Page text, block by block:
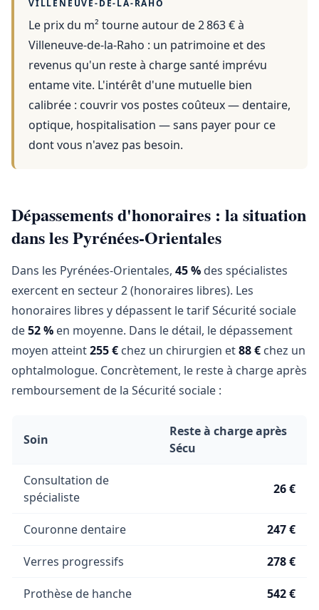
VILLENEUVE-DE-LA-RAHO
Le prix du m² tourne autour de 2 863 €à
Villeneuve-de-la-Raho : un patrimoine et des
revenus qu'un reste à charge santé imprévu
entame vite. L'intérêt d'une mutuelle bien
calibrée : couvrir vos postes coûteux — dentaire,
optique, hospitalisation — sans payer pour ce
dont vous n'avez pas besoin.
Dépassements d'honoraires : la situation
dans les Pyrénées-Orientales
Dans les Pyrénées-Orientales, 45 % des spécialistes
exercent en secteur 2 (honoraires libres). Les
honoraires libres y dépassent le tarif Sécurité sociale
de52 % en moyenne. Dans le détail, le dépassement
moyen atteint255 € chez un chirurgien et88 € chez un
ophtalmologue. Concrètement, le reste à charge après
remboursement de la Sécurité sociale :
Soin
Reste à charge après
Sécu
Consultation de
spécialiste
26 €
Couronne dentaire 247 €
Verres progressifs 278 €
Prothèse de hanche 542 €